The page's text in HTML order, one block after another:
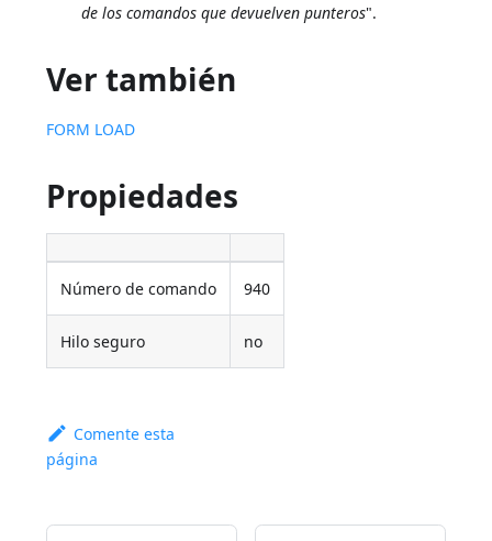
de los comandos que devuelven punteros".
Ver también
FORM LOAD
Propiedades
Número de comando 940
Hilo seguro no
Comente esta
página